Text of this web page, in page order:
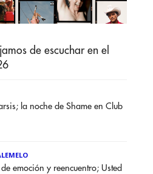
de escuchar en el
la noche de Shame en Club
emoción y reencuentro; Usted